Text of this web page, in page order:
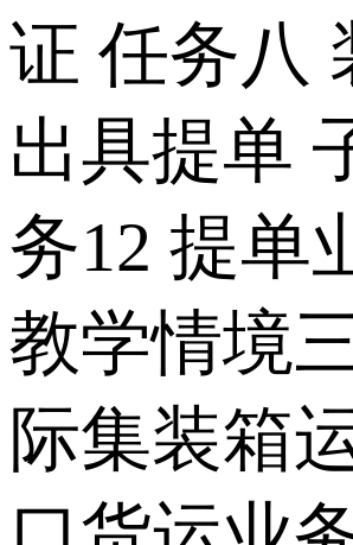
证 任务八
出具提单
务12 提单
教学情境
际集装箱